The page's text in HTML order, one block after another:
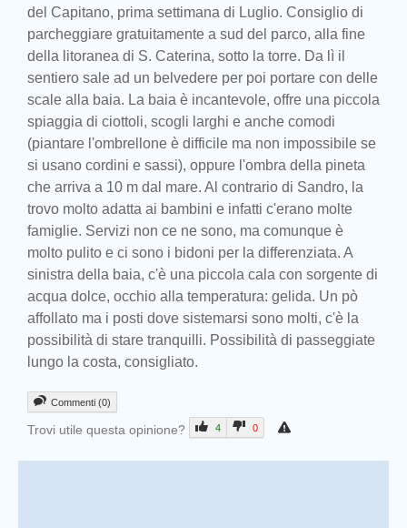
del Capitano, prima settimana di Luglio. Consiglio di
parcheggiare gratuitamente a sud del parco, alla fine
della litoranea di S. Caterina, sotto la torre. Da lì il
sentiero sale ad un belvedere per poi portare con delle
scale alla baia. La baia è incantevole, offre una piccola
spiaggia di ciottoli, scogli larghi e anche comodi
(piantare l'ombrellone è difficile ma non impossibile se
si usano cordini e sassi), oppure l'ombra della pineta
che arriva a 10 m dal mare. Al contrario di Sandro, la
trovo molto adatta ai bambini e infatti c'erano molte
famiglie. Servizi non ce ne sono, ma comunque è
molto pulito e ci sono i bidoni per la differenziata. A
sinistra della baia, c'è una piccola cala con sorgente di
acqua dolce, occhio alla temperatura: gelida. Un pò
affollato ma i posti dove sistemarsi sono molti, c'è la
possibilità di stare tranquilli. Possibilità di passeggiate
lungo la costa, consigliato.
Commenti (0)
Trovi utile questa opinione? 4 0